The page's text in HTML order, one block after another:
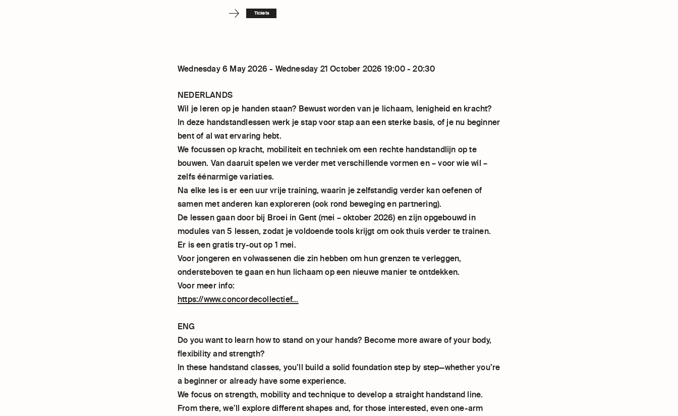
Tickets
Wednesday 6 May 2026 - Wednesday 21 October 2026 19:00 - 20:30
NEDERLANDS
Wil je leren op je handen staan? Bewust worden van je lichaam, lenigheid en kracht?
In deze handstandlessen werk je stap voor stap aan een sterke basis, of je nu beginner
bent of al wat ervaring hebt.
We focussen op kracht, mobiliteit en techniek om een rechte handstandlijn op te
bouwen. Van daaruit spelen we verder met verschillende vormen en – voor wie wil –
zelfs éénarmige variaties.
Na elke les is er een uur vrije training, waarin je zelfstandig verder kan oefenen of
samen met anderen kan exploreren (ook rond beweging en partnering).
De lessen gaan door bij Broei in Gent (mei – oktober 2026) en zijn opgebouwd in
modules van 5 lessen, zodat je voldoende tools krijgt om ook thuis verder te trainen.
Er is een gratis try-out op 1 mei.
Voor jongeren en volwassenen die zin hebben om hun grenzen te verleggen,
ondersteboven te gaan en hun lichaam op een nieuwe manier te ontdekken.
Voor meer info:
https://www.concordecollectief...
ENG
Do you want to learn how to stand on your hands? Become more aware of your body,
flexibility and strength?
In these handstand classes, you’ll build a solid foundation step by step—whether you’re
a beginner or already have some experience.
We focus on strength, mobility and technique to develop a straight handstand line.
From there, we’ll explore different shapes and, for those interested, even one-arm